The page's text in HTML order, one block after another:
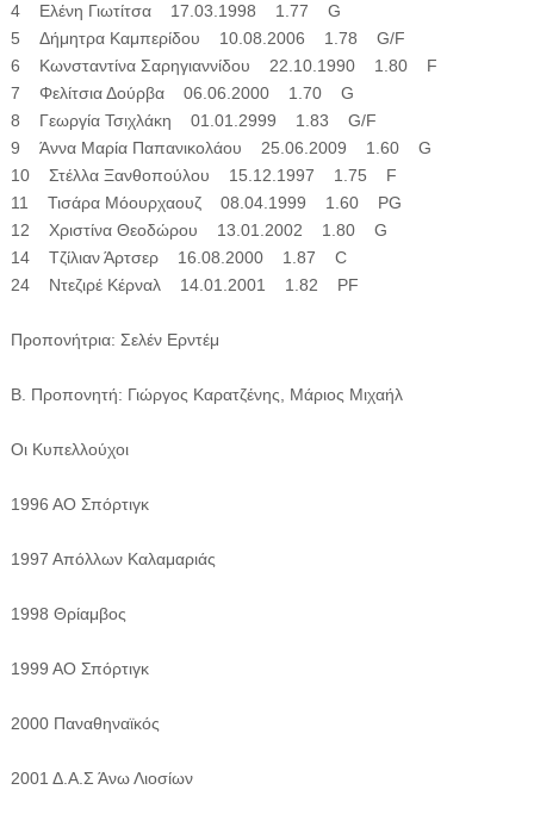
4 Ελένη Γιωτίτσα 17.03.1998 1.77 G
5 Δήμητρα Καμπερίδου 10.08.2006 1.78 G/F
6 Κωνσταντίνα Σαρηγιαννίδου 22.10.1990 1.80 F
7 Φελίτσια Δούρβα 06.06.2000 1.70 G
8 Γεωργία Τσιχλάκη 01.01.2999 1.83 G/F
9 Άννα Μαρία Παπανικολάου 25.06.2009 1.60 G
10 Στέλλα Ξανθοπούλου 15.12.1997 1.75 F
11 Τισάρα Μόουρχαουζ 08.04.1999 1.60 PG
12 Χριστίνα Θεοδώρου 13.01.2002 1.80 G
14 Τζίλιαν Άρτσερ 16.08.2000 1.87 C
24 Ντεζιρέ Κέρναλ 14.01.2001 1.82 PF
Προπονήτρια: Σελέν Ερντέμ
Β. Προπονητή: Γιώργος Καρατζένης, Μάριος Μιχαήλ
Οι Κυπελλούχοι
1996 ΑΟ Σπόρτιγκ
1997 Απόλλων Καλαμαριάς
1998 Θρίαμβος
1999 ΑΟ Σπόρτιγκ
2000 Παναθηναϊκός
2001 Δ.Α.Σ Άνω Λιοσίων